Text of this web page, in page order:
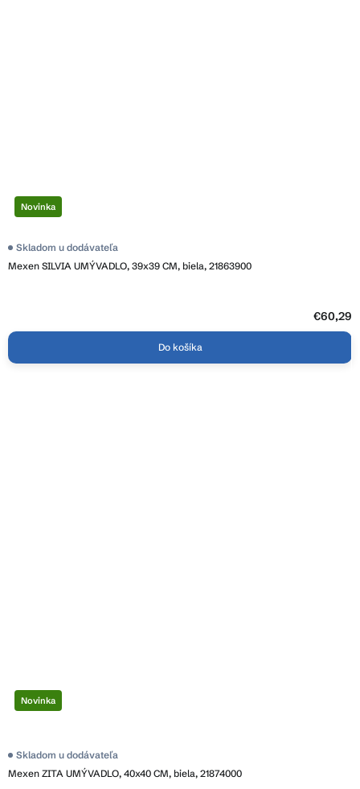
Novinka
Mexen SILVIA UMÝVADLO, 39x39 CM, biela, 21863900
Priemerné
produktu
Skladom u dodávateľa
€60,29
Do košíka
Novinka
Mexen ZITA UMÝVADLO, 40x40 CM, biela, 21874000
Skladom u dodávateľa